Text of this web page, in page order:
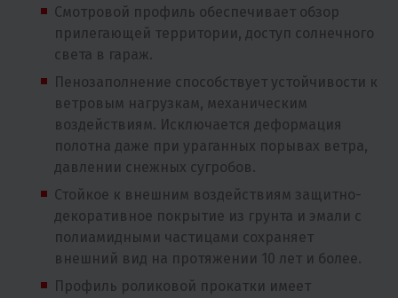
Смотровой профиль обеспечивает обзор
прилегающей территории, доступ солнечного
света в гараж.
Пенозаполнение способствует устойчивости к
ветровым нагрузкам, механическим
воздействиям. Исключается деформация
полотна даже при ураганных порывах ветра,
давлении снежных сугробов.
Стойкое к внешним воздействиям защитно-
декоративное покрытие из грунта и эмали с
полиамидными частицами сохраняет
внешний вид на протяжении 10 лет и более.
Профиль роликовой прокатки имеет